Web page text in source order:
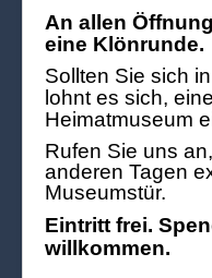
An allen
eine Klönrunde.
Sollten Sie sich
lohnt es sich,
Heimatmuseum
Rufen Sie uns
anderen Tagen
Museumstür.
Eintritt frei.
willkommen.